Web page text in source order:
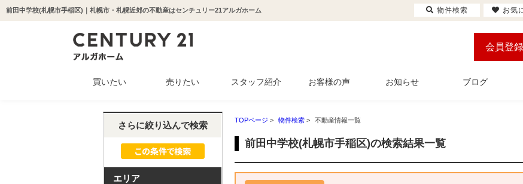
前田中学校(札幌市手稲区)｜札幌市・札幌近郊の不動産はセンチュリー21アルガホーム
会員登録
買いたい
新築一戸建て
中古一戸建て
中古マンション
土地
収益物件
売りたい スタッフ紹介 お客様の声 お知らせ ブログ
TOPページ > 物件検索 > 不動産情報一覧
前田中学校(札幌市手稲区)の検索結果一覧
さらに絞り込んで検索
エリア
物件検索 お気